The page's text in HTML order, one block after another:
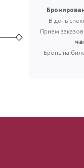
В день
Прием
Бронь на